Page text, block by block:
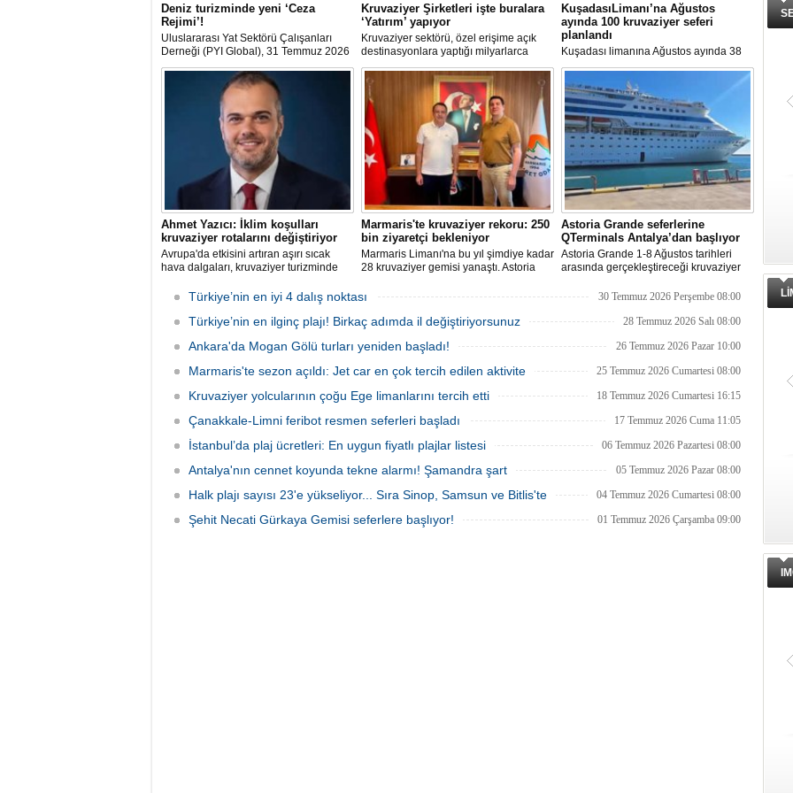
Deniz turizminde yeni ‘Ceza
Rejimi’!
Uluslararası Yat Sektörü Çalışanları
Derneği (PYI Global), 31 Temmuz 2026
tarihinde yürürlüğe giren 7590 sayılı
Kanun’un deniz turizmine etkilerine
ilişkin bir değerlendirme yayımladı.
Kruvaziyer Şirketleri işte buralara
‘Yatırım’ yapıyor
Kruvaziyer sektörü, özel erişime açık
destinasyonlara yaptığı milyarlarca
dolarlık yatırımlarla tatil deneyimini gemi
dışına taşıyor. Özel adalar, beach
club'lar, su parkları ve lüks villalar artık
şirketlerin en stratejik gelir kaynakları
arasında yer alıyor.
KuşadasıLimanı’na Ağustos
ayında 100 kruvaziyer seferi
planlandı
Kuşadası limanına Ağustos ayında 38
farklı kruvaziyer gemisi 100 kez
uğrayacak. En yoğun günün 28 Ağustos
olduğu açıklandı.
Ahmet Yazıcı: İklim koşulları
kruvaziyer rotalarını değiştiriyor
Avrupa'da etkisini artıran aşırı sıcak
hava dalgaları, kruvaziyer turizminde
Norveç Fiyortları, İzlanda ve Kuzey
Avrupa rotalarına ilgi artarken, deneyim
odaklı seyahat anlayışı sektörün yeni
Marmaris'te kruvaziyer rekoru: 250
bin ziyaretçi bekleniyor
Marmaris Limanı'na bu yıl şimdiye kadar
28 kruvaziyer gemisi yanaştı. Astoria
sefer eklemesiyle birlikte sezon
hedefleniyor.
Astoria Grande seferlerine
QTerminals Antalya’dan başlıyor
Astoria Grande 1-8 Ağustos tarihleri
arasında gerçekleştireceği kruvaziyer
başlayacak. Şirket rotayı Rus denizcilik
kesiminde seyrüsefer güvenliğine ilişkin
Türkiye’nin en iyi 4 dalış noktası 30 Temmuz 2026 Perşembe 08:00
Türkiye’nin en ilginç plajı! Birkaç adımda il değiştiriyorsunuz 28 Temmuz 2026 Salı 08:00
Ankara'da Mogan Gölü turları yeniden başladı! 26 Temmuz 2026 Pazar 10:00
Marmaris'te sezon açıldı: Jet car en çok tercih edilen aktivite 25 Temmuz 2026 Cumartesi 08:00
Kruvaziyer yolcularının çoğu Ege limanlarını tercih etti 18 Temmuz 2026 Cumartesi 16:15
Çanakkale-Limni feribot resmen seferleri başladı 17 Temmuz 2026 Cuma 11:05
İstanbul’da plaj ücretleri: En uygun fiyatlı plajlar listesi 06 Temmuz 2026 Pazartesi 08:00
Antalya'nın cennet koyunda tekne alarmı! Şamandra şart 05 Temmuz 2026 Pazar 08:00
Halk plajı sayısı 23'e yükseliyor... Sıra Sinop, Samsun ve Bitlis'te 04 Temmuz 2026 Cumartesi 08:00
Şehit Necati Gürkaya Gemisi seferlere başlıyor! 01 Temmuz 2026 Çarşamba 09:00